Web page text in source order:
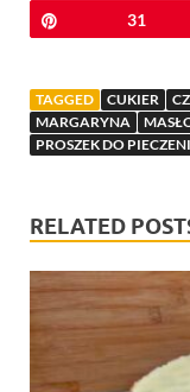
Przypnij31
TAGGED CUKIER
MARGARYNA
PROSZEK DO
RELATED